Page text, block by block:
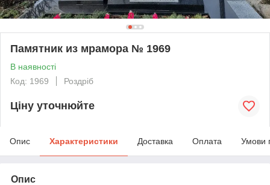
Памятник из мрамора № 1969
В наявності
Код: 1969
Роздріб
Ціну уточнюйте
Опис Характеристики Доставка Оплата Умови
Опис